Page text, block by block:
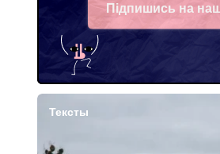
Підпишись на
Facebook
Тексты